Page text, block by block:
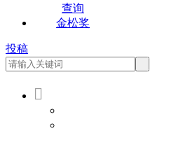
查询
金松奖
投稿
